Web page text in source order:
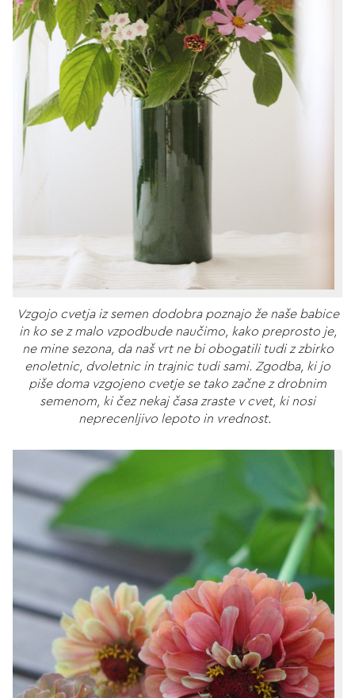
Vzgojo cvetja iz semen dodobra poznajo že naše babice
in ko se z malo vzpodbude naučimo, kako preprosto je,
ne mine sezona, da naš vrt ne bi obogatili tudi z zbirko
enoletnic, dvoletnic in trajnic tudi sami. Zgodba, ki jo
piše doma vzgojeno cvetje se tako začne z drobnim
semenom, ki čez nekaj časa zraste v cvet, ki nosi
neprecenljivo lepoto in vrednost.